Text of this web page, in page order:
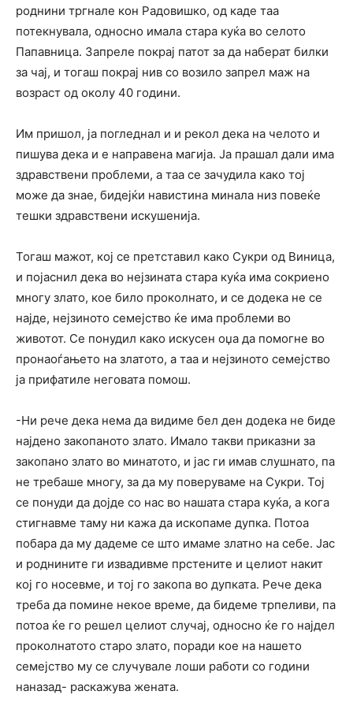
роднини тргнале кон Радовишко, од каде таа
потекнувала, односно имала стара куќа во селото
Папавница. Запреле покрај патот за да наберат билки
за чај, и тогаш покрај нив со возило запрел маж на
возраст од околу 40 години.
Им пришол, ја погледнал и и рекол дека на челото и
пишува дека и е направена магија. Ја прашал дали има
здравствени проблеми, а таа се зачудила како тој
може да знае, бидејќи навистина минала низ повеќе
тешки здравствени искушенија.
Тогаш мажот, кој се претставил како Сукри од Виница,
и појаснил дека во нејзината стара куќа има сокриено
многу злато, кое било проколнато, и се додека не се
најде, нејзиното семејство ќе има проблеми во
животот. Се понудил како искусен оџа да помогне во
пронаоѓањето на златото, а таа и нејзиното семејство
ја прифатиле неговата помош.
-Ни рече дека нема да видиме бел ден додека не биде
најдено закопаното злато. Имало такви приказни за
закопано злато во минатото, и јас ги имав слушнато, па
не требаше многу, за да му поверуваме на Сукри. Тој
се понуди да дојде со нас во нашата стара куќа, а кога
стигнавме таму ни кажа да ископаме дупка. Потоа
побара да му дадеме се што имаме златно на себе. Јас
и роднините ги извадивме прстените и целиот накит
кој го носевме, и тој го закопа во дупката. Рече дека
треба да помине некое време, да бидеме трпеливи, па
потоа ќе го решел целиот случај, односно ќе го најдел
проколнатото старо злато, поради кое на нашето
семејство му се случувале лоши работи со години
наназад- раскажува жената.